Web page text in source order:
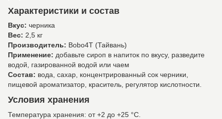
Характеристики и состав
Вкус: черника
Вес: 2,5 кг
Производитель: Bobo4T (Тайвань)
Применение: добавьте сироп в напиток по вкусу, разведите
водой, газированной водой или чаем
Состав: вода, сахар, концентрированный сок черники,
пищевой ароматизатор, краситель, регулятор кислотности.
Условия хранения
Температура хранения: от +2 до +25 °C.